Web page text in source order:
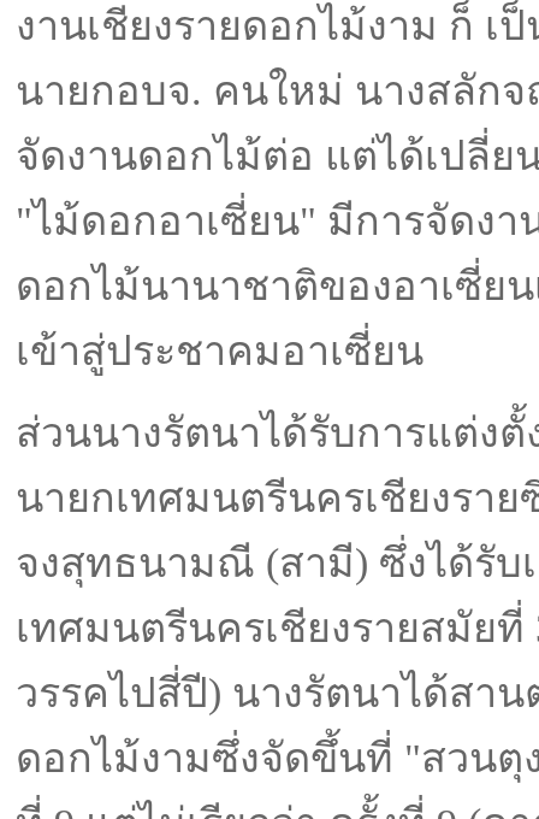
งานเชียงรายดอกไม้งาม ก็ เ
นายกอบจ. คนใหม่ นางสลัก
จัดงานดอกไม้ต่อ แต่ได้เปลี่ย
"ไม้ดอกอาเซี่ยน" มีการจัดงา
ดอกไม้นานาชาติของอาเซี่ย
เข้าสู่ประชาคมอาเซี่ยน
ส่วนนางรัตนาได้รับการแต่งตั้
นายกเทศมนตรีนครเชียงรา
จงสุทธนามณี (สามี) ซึ่งได้รับ
เทศมนตรีนครเชียงรายสมัยที่
วรรคไปสี่ปี) นางรัตนาได้สาน
ดอกไม้งามซึ่งจัดขึ้นที่ "สวนตุ